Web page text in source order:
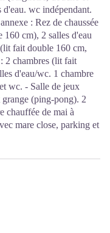
wc indépendant.
: Rez de chaussée
cm), 2 salles d'eau
fait double 160 cm,
2 chambres (lit fait
d'eau/wc. 1 chambre
wc. - Salle de jeux
(ping-pong). 2
chauffée de mai à
mare close, parking et